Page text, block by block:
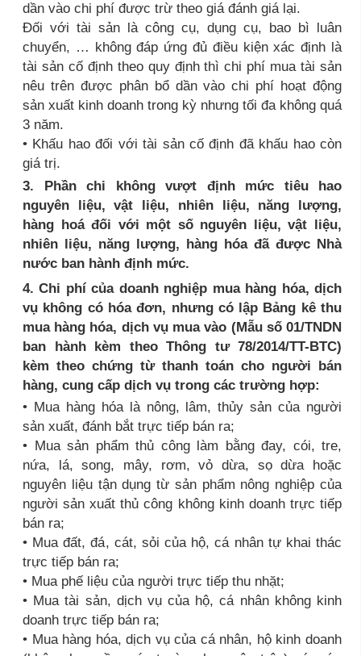
dần vào chi phí được trừ theo giá đánh giá lại.
Đối với tài sản là công cụ, dụng cụ, bao bì luân
chuyển, … không đáp ứng đủ điều kiện xác định là
tài sản cố định theo quy định thì chi phí mua tài sản
nêu trên được phân bổ dần vào chi phí hoạt động
sản xuất kinh doanh trong kỳ nhưng tối đa không quá
3 năm.
• Khấu hao đối với tài sản cố định đã khấu hao còn
giá trị.
3.
Phần chi không vượt định mức tiêu hao
nguyên liệu, vật liệu, nhiên liệu, năng lượng,
hàng hoá đối với một số nguyên liệu, vật liệu,
nhiên liệu, năng lượng, hàng hóa đã được Nhà
nước ban hành định mức.
4. Chi phí của doanh nghiệp mua hàng hóa, dịch
vụ không có hóa đơn, nhưng có lập Bảng kê thu
mua hàng hóa, dịch vụ mua vào (Mẫu số 01/TNDN
ban hành kèm theo Thông tư 78/2014/TT-BTC)
kèm theo chứng từ thanh toán cho người bán
hàng, cung cấp dịch vụ trong các trường hợp:
• Mua hàng hóa là nông, lâm, thủy sản của người
sản xuất, đánh bắt trực tiếp bán ra;
• Mua sản phẩm thủ công làm bằng đay, cói, tre,
nứa, lá, song, mây, rơm, vỏ dừa, sọ dừa hoặc
nguyên liệu tận dụng từ sản phẩm nông nghiệp của
người sản xuất thủ công không kinh doanh trực tiếp
bán ra;
• Mua đất, đá, cát, sỏi của hộ, cá nhân tự khai thác
trực tiếp bán ra;
• Mua phế liệu của người trực tiếp thu nhặt;
• Mua tài sản, dịch vụ của hộ, cá nhân không kinh
doanh trực tiếp bán ra;
• Mua hàng hóa, dịch vụ của cá nhân, hộ kinh doanh